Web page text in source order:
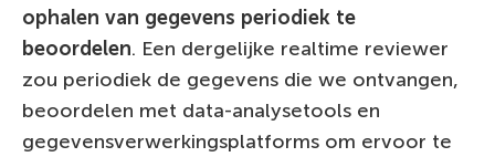
ophalen van gegevens periodiek te
beoordelen. Een dergelijke realtime reviewer
zou periodiek de gegevens die we ontvangen,
beoordelen met data-analysetools en
gegevensverwerkingsplatforms om ervoor te